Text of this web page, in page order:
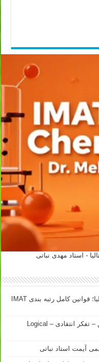
نحوه رتبه بندی داوطلبان در آزمون آیمت ایتالیا؛ قوانین کامل رتبه بندی IMAT
نمونه سوالات آیمت ایتالیا – استدلال و منطق – تفکر انتقادی – Logical
آیمت استاد نباتی